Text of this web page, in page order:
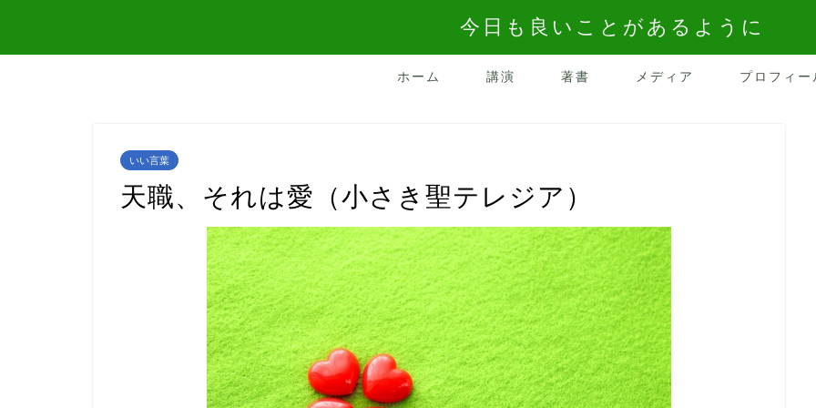
今日も良いことがあるように
ホーム 講演 著書 メディア プロフィー
いい言葉
天職、それは愛（小さき聖テレジア）